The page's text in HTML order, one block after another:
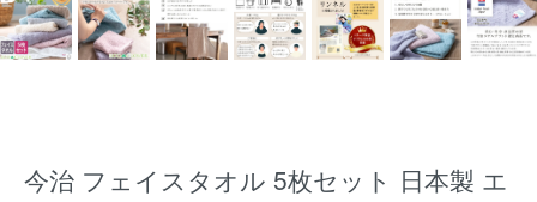
今治 フェイスタオル 5枚セット 日本製 エ